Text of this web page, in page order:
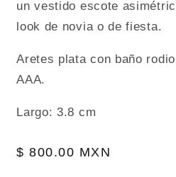
un vestido escote
look de novia o de fiesta.
Aretes plata con baño
AAA.
Largo: 3.8 cm
Precio
$ 800.00 MXN